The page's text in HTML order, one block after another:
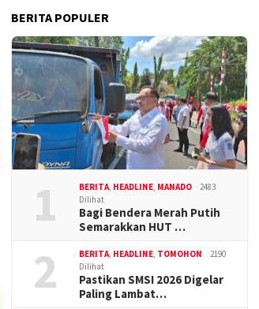
BERITA POPULER
1 BERITA, HEADLINE, MANADO
2483
Dilihat
Bagi Bendera Merah Putih
Semarakkan HUT …
2 BERITA, HEADLINE, TOMOHON
2190
Dilihat
Pastikan SMSI 2026 Digelar
Paling Lambat…